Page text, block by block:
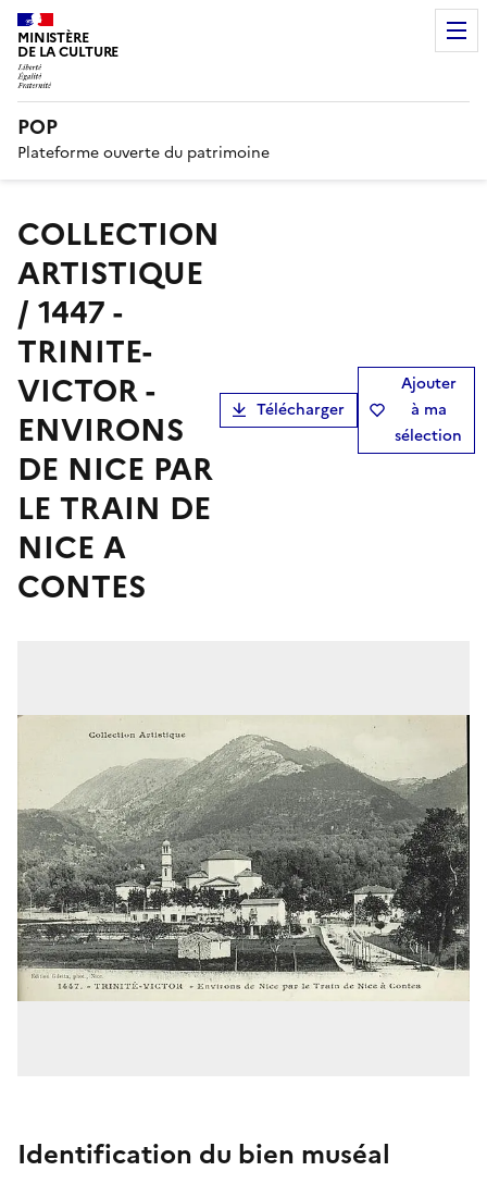
MINISTÈRE
DE LA CULTURE
POP
Plateforme ouverte du patrimoine
COLLECTION
ARTISTIQUE
/ 1447 -
TRINITE-
VICTOR -
ENVIRONS
DE NICE PAR
LE TRAIN DE
NICE A
CONTES
Télécharger
Ajouter
à ma
sélection
Identification du bien muséal